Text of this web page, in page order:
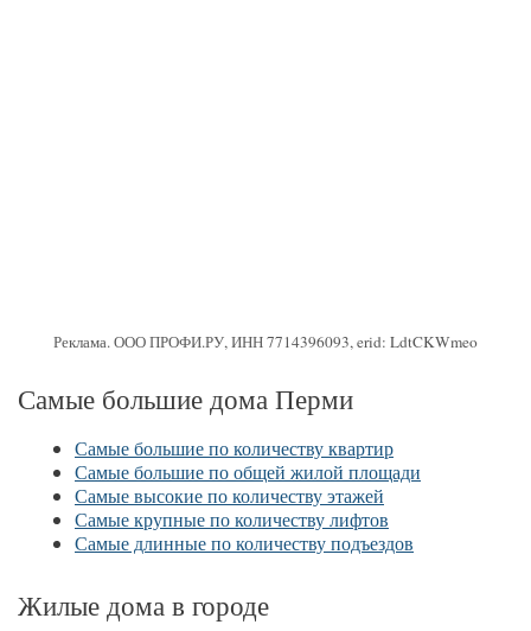
Реклама. ООО ПРОФИ.РУ, ИНН 7714396093, erid: LdtCKWmeo
Самые большие дома Перми
Самые большие по количеству квартир
Самые большие по общей жилой площади
Самые высокие по количеству этажей
Самые крупные по количеству лифтов
Самые длинные по количеству подъездов
Жилые дома в городе